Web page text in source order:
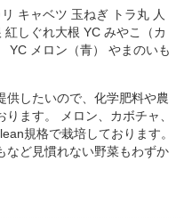
キャベツ 玉ねぎ トラ丸 人
しぐれ大根 YC みやこ（カ
YC メロン（青） やまのいも
供したいので、化学肥料や農
ます。 メロン、カボチャ、
規格で栽培しております。
など見慣れない野菜もわずか